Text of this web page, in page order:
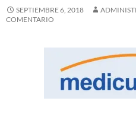
SEPTIEMBRE 6, 2018
COMENTARIO